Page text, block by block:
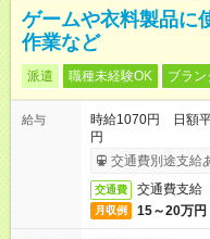
ゲームや衣料製品に
作業など
派遣 職種未経験OK ブラン
給与
時給1070円 日額
円
交通費別途支給
交通費 交通費支給
月収例 15～20万円